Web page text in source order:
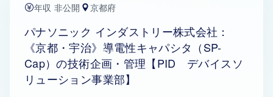
年収 非公開 京都府
パナソニック インダストリー株式会社：
《京都・宇治》導電性キャパシタ（SP-
Cap）の技術企画・管理【PID デバイスソ
リューション事業部】